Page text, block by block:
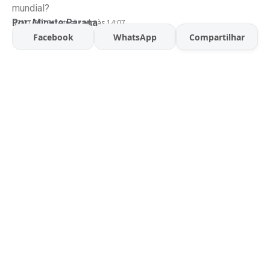
mundial?
Por:Minuto Parana
07/07/2026 Atualizado às 14:07
Facebook WhatsApp Compartilhar